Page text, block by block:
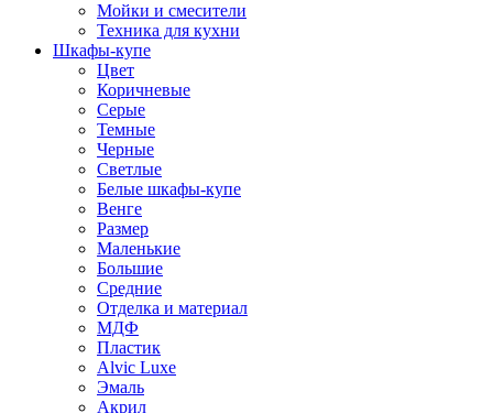
Мойки и смесители
Техника для кухни
Шкафы-купе
Цвет
Коричневые
Серые
Темные
Черные
Светлые
Белые шкафы-купе
Венге
Размер
Маленькие
Большие
Средние
Отделка и материал
МДФ
Пластик
Alvic Luxe
Эмаль
Акрил